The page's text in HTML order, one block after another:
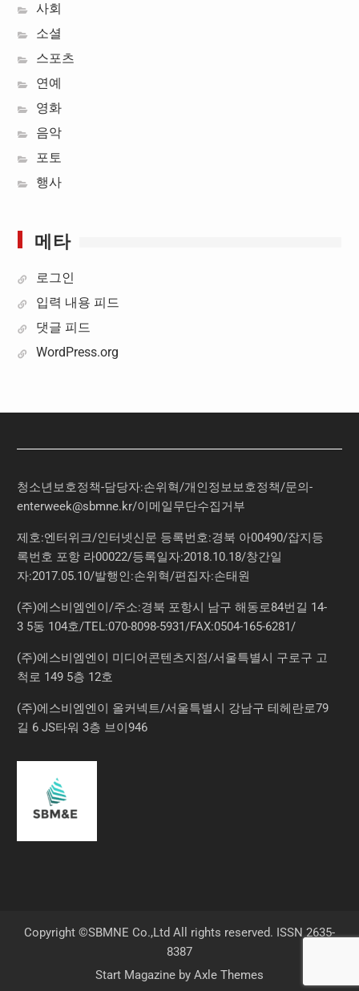
사회
소셜
스포츠
연예
영화
음악
포토
행사
메타
로그인
입력 내용 피드
댓글 피드
WordPress.org
청소년보호정책-담당자:손위혁/개인정보보호정책/문의-
enterweek@sbmne.kr/이메일무단수집거부
제호:엔터위크/인터넷신문 등록번호:경북 아00490/잡지등
록번호 포항 라00022/등록일자:2018.10.18/창간일
자:2017.05.10/발행인:손위혁/편집자:손태원
(주)에스비엠엔이/주소:경북 포항시 남구 해동로84번길 14-
3 5동 104호/TEL:070-8098-5931/FAX:0504-165-6281/
(주)에스비엠엔이 미디어콘텐츠지점/서울특별시 구로구 고
척로 149 5층 12호
(주)에스비엠엔이 올커넥트/서울특별시 강남구 테헤란로79
길 6 JS타워 3층 브이946
Copyright ©SBMNE Co.,Ltd All rights reserved. ISSN 2635-
8387
Start Magazine by Axle Themes